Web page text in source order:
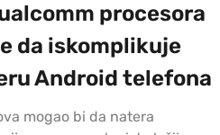
procesora
da iskomplikuje
Android telefona
mogao bi da natera